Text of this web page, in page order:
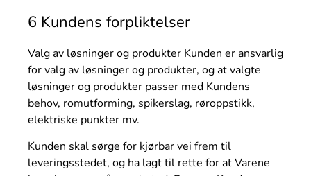
6 Kundens forpliktelser
Valg av løsninger og produkter Kunden er ansvarlig
for valg av løsninger og produkter, og at valgte
løsninger og produkter passer med Kundens
behov, romutforming, spikerslag, røroppstikk,
elektriske punkter mv.
Kunden skal sørge for kjørbar vei frem til
leveringsstedet, og ha lagt til rette for at Varene